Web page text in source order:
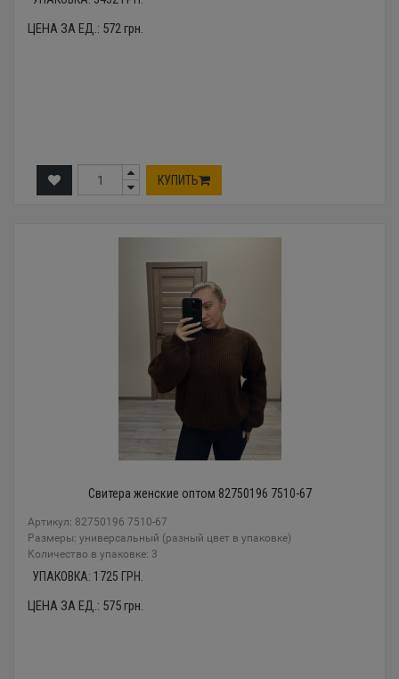
ЦЕНА ЗА ЕД.: 572грн.
КУПИТЬ
Свитера женские оптом 82750196 7510-67
Артикул: 82750196 7510-67
Размеры: универсальный (разный цвет в упаковке)
Количество в упаковке: 3
УПАКОВКА: 1725 ГРН.
ЦЕНА ЗА ЕД.: 575грн.